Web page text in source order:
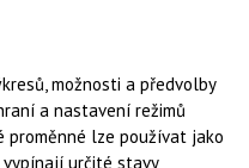
možnosti a předvolby
a nastavení režimů
proměnné lze používat jako
určité stavy